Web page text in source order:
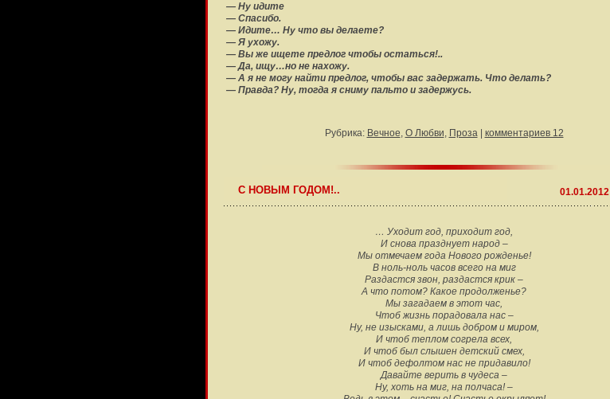
— Ну идите
— Спасибо.
— Идите… Ну что вы делаете?
— Я ухожу.
— Вы же ищете предлог чтобы остаться!..
— Да, ищу…но не нахожу.
— А я не могу найти предлог, чтобы вас задержать. Что делать?
— Правда? Ну, тогда я сниму пальто и задержусь.
Рубрика: Вечное, О Любви, Проза| комментариев 12
С НОВЫМ ГОДОМ!.. 01.01.2012
… Уходит год, приходит год,
И снова празднует народ –
Мы отмечаем года Нового рожденье!
В ноль-ноль часов всего на миг
Раздастся звон, раздастся крик –
А что потом? Какое продолженье?
Мы загадаем в этот час,
Чтоб жизнь порадовала нас –
Ну, не изысками, а лишь добром и миром,
И чтоб теплом согрела всех,
И чтоб был слышен детский смех,
И чтоб дефолтом нас не придавило!
Давайте верить в чудеса –
Ну, хоть на миг, на полчаса! –